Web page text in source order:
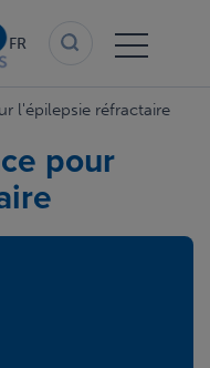
FR
l'épilepsie réfractaire
pour